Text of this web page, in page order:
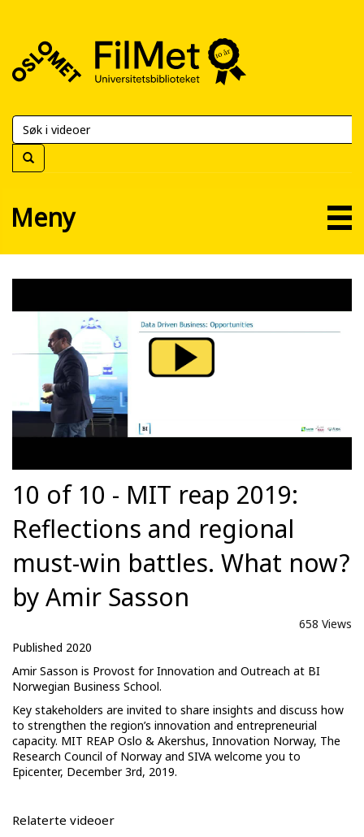
FilMet
Universitetsbiblioteket
Meny
10 of 10 - MIT reap 2019:
Reflections and regional
must-win battles. What now?
by Amir Sasson
658 Views
Published 2020
Amir Sasson is Provost for Innovation and Outreach at BI
Norwegian Business School.
Key stakeholders are invited to share insights and discuss how
to strengthen the region’s innovation and entrepreneurial
capacity. MIT REAP Oslo & Akershus, Innovation Norway, The
Research Council of Norway and SIVA welcome you to
Epicenter, December 3rd, 2019.
Relaterte videoer